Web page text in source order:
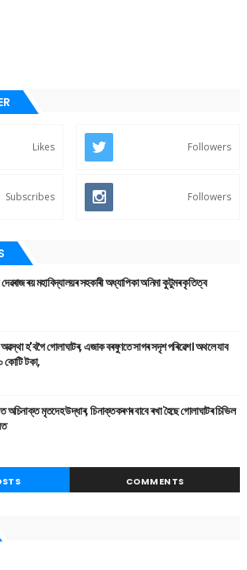
Likes Followers
Subscribes Followers
ৰয় মহাবিদ্যালয়ৰ সহকাৰী অধ্যাপিকা অনিমা কুটুমৰ কৃতিত্ব
অৱস্থা হ'বগৈ গোলাঘাটৰ, এজাক বৰষুণতে সাগৰ সদৃশ পৰিৱেশ। অথলে যাব
কোটি টকা,
অচিনাক্ত মৃতদেহ উদ্ধাৰ, চিনাক্তকৰণৰ বাবে ৰখা হৈছে গোলাঘাটৰ চিভিল
COMMENTS